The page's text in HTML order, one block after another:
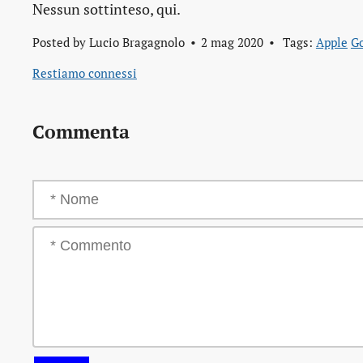
Nessun sottinteso, qui.
Posted by Lucio Bragagnolo 2 mag 2020 Tags: Apple
Restiamo connessi
Commenta